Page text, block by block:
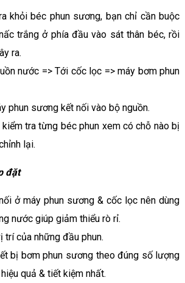
khỏi béc phun sương, bạn chỉ cần buộc
trắng ở phía đầu vào sát thân béc, rồi
ra.
nước => Tới cốc lọc => máy bơm phun
phun sương kết nối vào bộ nguồn.
tra từng béc phun xem có chỗ nào bị
lại.
đặt
ở máy phun sương & cốc lọc nên dùng
nước giúp giảm thiểu rò rỉ.
trí của những đầu phun.
bị bơm phun sương theo đúng số lượng
quả & tiết kiệm nhất.